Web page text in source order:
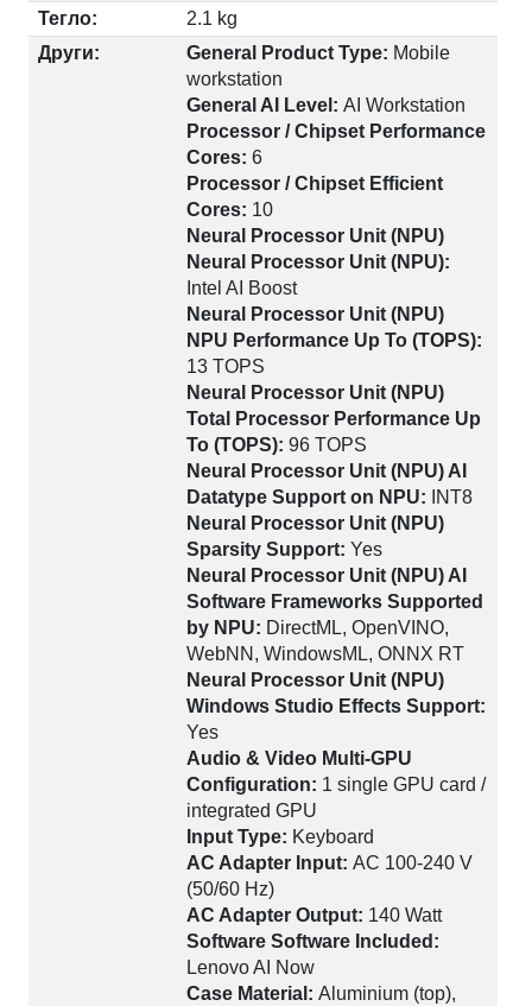
Тегло:
2.1 kg
Други:
General Product Type: Mobile
workstation
General AI Level:AI Workstation
Processor / Chipset Performance
Cores:6
Processor / Chipset Efficient
Cores: 10
Neural Processor Unit (NPU)
Neural Processor Unit (NPU):
Intel AI Boost
Neural Processor Unit (NPU)
NPU Performance Up To (TOPS):
13 TOPS
Neural Processor Unit (NPU)
Total Processor Performance Up
To (TOPS):96 TOPS
Neural Processor Unit (NPU) AI
Datatype Support on NPU:
INT8
Neural Processor Unit (NPU)
Sparsity Support:Yes
Neural Processor Unit (NPU) AI
Software Frameworks Supported
by NPU: DirectML, OpenVINO,
WebNN, WindowsML, ONNX RT
Neural Processor Unit (NPU)
Windows Studio Effects Support:
Yes
Audio & Video Multi-GPU
Configuration: 1 single GPU card /
integrated GPU
Input Type: Keyboard
AC Adapter Input:AC 100-240 V
(50/60 Hz)
AC Adapter Output: 140 Watt
Software Software Included:
Lenovo AI Now
Case Material:Aluminium (top),